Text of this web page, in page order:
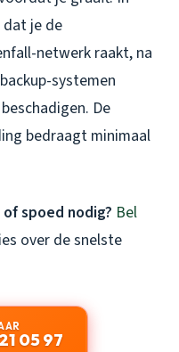
je de
netwerk raakt, na
systemen
De
bedraagt minimaal
spoed nodig? Bel
over de snelste
05 97